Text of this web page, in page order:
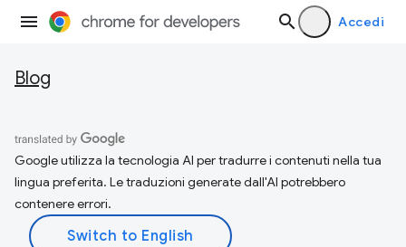
Accedi
Blog
Google utilizza la tecnologia AI per tradurre i contenuti nella tua
lingua preferita. Le traduzioni generate dall'AI potrebbero
contenere errori.